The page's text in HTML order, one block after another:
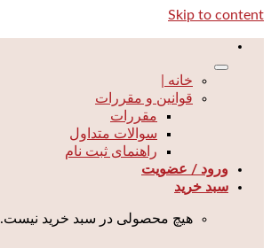
Skip to content
خانه |
قوانین و مقررات
مقررات
سوالات متداول
راهنمای ثبت نام
ورود / عضویت
سبد خرید
هیچ محصولی در سبد خرید نیست.